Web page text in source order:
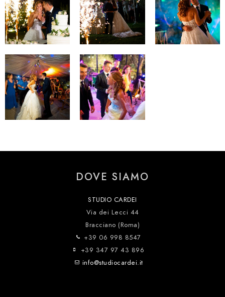
DOVE SIAMO
STUDIO CARDEI
Via dei Lecci 44
Bracciano (Roma)
+39 06 998 8547
+39 347 97 43 896
info@studiocardei.it